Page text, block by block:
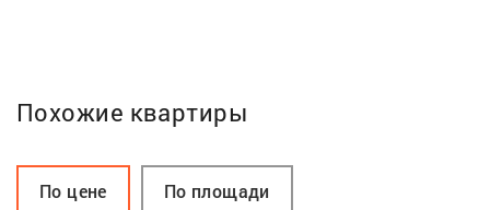
Похожие квартиры
По цене По площади